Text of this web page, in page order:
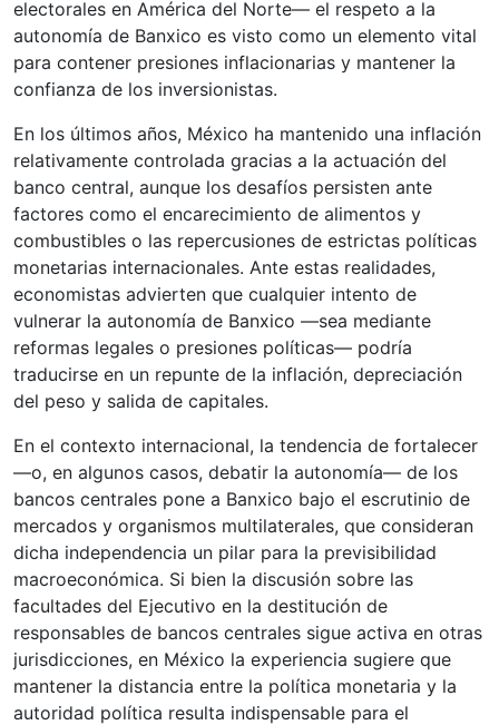
electorales en América del Norte— el respeto a la
autonomía de Banxico es visto como un elemento vital
para contener presiones inflacionarias y mantener la
confianza de los inversionistas.
En los últimos años, México ha mantenido una inflación
relativamente controlada gracias a la actuación del
banco central, aunque los desafíos persisten ante
factores como el encarecimiento de alimentos y
combustibles o las repercusiones de estrictas políticas
monetarias internacionales. Ante estas realidades,
economistas advierten que cualquier intento de
vulnerar la autonomía de Banxico —sea mediante
reformas legales o presiones políticas— podría
traducirse en un repunte de la inflación, depreciación
del peso y salida de capitales.
En el contexto internacional, la tendencia de fortalecer
—o, en algunos casos, debatir la autonomía— de los
bancos centrales pone a Banxico bajo el escrutinio de
mercados y organismos multilaterales, que consideran
dicha independencia un pilar para la previsibilidad
macroeconómica. Si bien la discusión sobre las
facultades del Ejecutivo en la destitución de
responsables de bancos centrales sigue activa en otras
jurisdicciones, en México la experiencia sugiere que
mantener la distancia entre la política monetaria y la
autoridad política resulta indispensable para el